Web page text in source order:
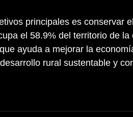
principales es conservar
el 58.9% del territorio de
ayuda a mejorar la
rural sustentable y